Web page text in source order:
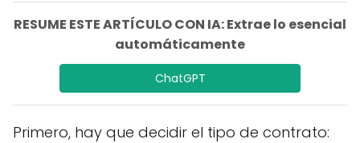
RESUME ESTE ARTÍCULO CON IA: Extrae lo esencial
automáticamente
ChatGPT
Primero, hay que decidir el tipo de contrato: